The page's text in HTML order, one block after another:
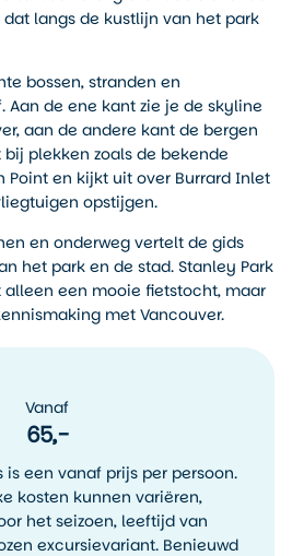
langs de kustlijn van het park
bossen, stranden en
Aan de ene kant zie je de skyline
aan de andere kant de bergen
plekken zoals de bekende
en kijkt uit over Burrard Inlet
opstijgen.
en onderweg vertelt de gids
het park en de stad. Stanley Park
alleen een mooie fietstocht, maar
met Vancouver.
Vanaf
65,-
is een vanaf prijs per persoon.
kosten kunnen variëren,
het seizoen, leeftijd van
excursievariant. Benieuwd